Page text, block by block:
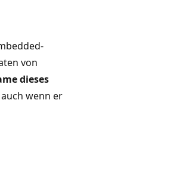
von
dieses
wenn er